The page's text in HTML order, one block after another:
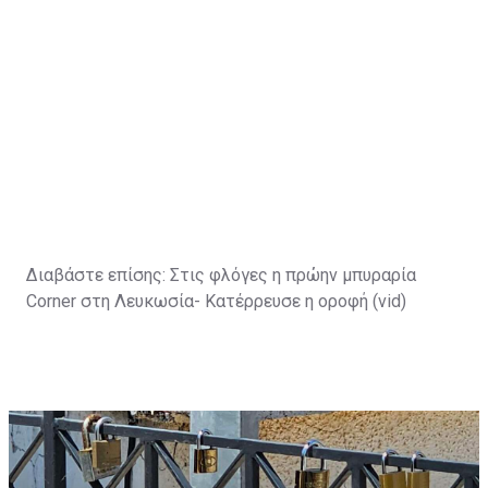
Διαβάστε επίσης: Στις φλόγες η πρώην μπυραρία
Corner στη Λευκωσία- Κατέρρευσε η οροφή (vid)